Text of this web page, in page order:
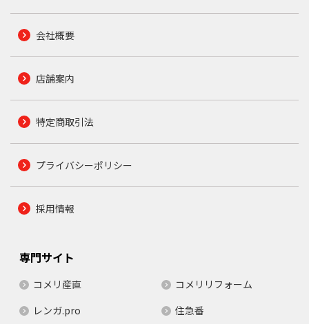
会社概要
店舗案内
特定商取引法
プライバシーポリシー
採用情報
専門サイト
コメリ産直
コメリリフォーム
レンガ.pro
住急番